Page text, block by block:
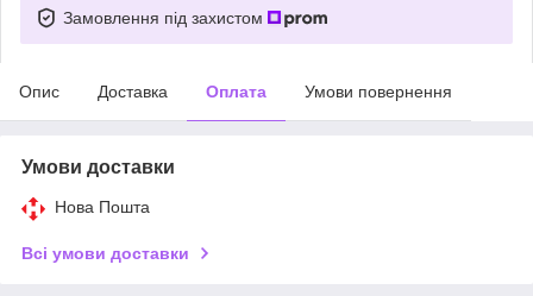
Замовлення під захистом
Опис Доставка Оплата Умови повернення
Умови доставки
Нова Пошта
Всі умови доставки